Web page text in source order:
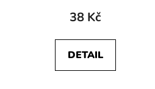
38 Kč
DETAIL